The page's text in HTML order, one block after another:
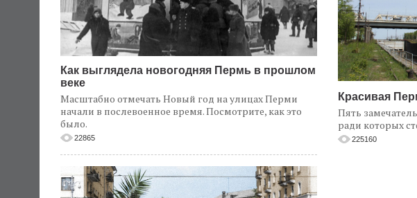
Как выглядела новогодняя Пермь в прошлом
веке
Масштабно отмечать Новый год на улицах Перми
начали в послевоенное время. Посмотрите, как это
было.
22865
Красивая
Пять
ради которых
225160